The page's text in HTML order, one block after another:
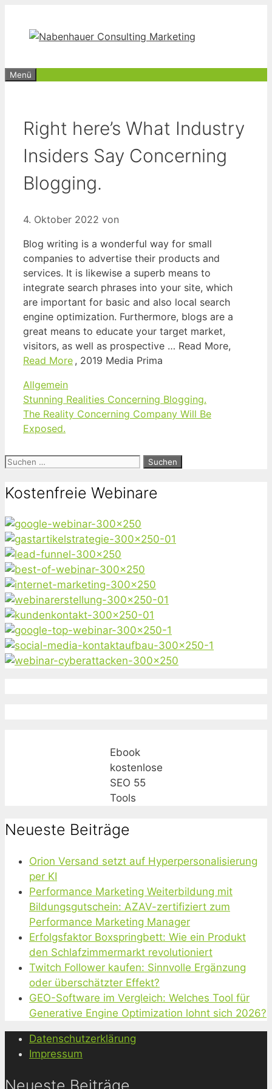
springen
Menü
Right here’s What Industry
Insiders Say Concerning
Blogging.
4. Oktober 2022 von
Blog writing is a wonderful way for small
companies to advertise their products and
services. It is likewise a superb means to
integrate search phrases into your site, which
are important for basic and also local search
engine optimization. Furthermore, blogs are a
great means to educate your target market,
visitors, as well as prospective … Read More,
Read More , 2019 Media Prima
Kategorien
Allgemein
Stunning Realities Concerning Blogging.
The Reality Concerning Company Will Be
Exposed.
Suchen
Kostenfreie Webinare
Ebook
kostenlose
SEO 55
Tools
Neueste Beiträge
Orion Versand setzt auf Hyperpersonalisierung
per KI
Performance Marketing Weiterbildung mit
Bildungsgutschein: AZAV-zertifiziert zum
Performance Marketing Manager
Erfolgsfaktor Boxspringbett: Wie ein Produkt
den Schlafzimmermarkt revolutioniert
Twitch Follower kaufen: Sinnvolle Ergänzung
oder überschätzter Effekt?
GEO-Software im Vergleich: Welches Tool für
Generative Engine Optimization lohnt sich 2026?
Datenschutzerklärung
Impressum
Neueste Beiträge